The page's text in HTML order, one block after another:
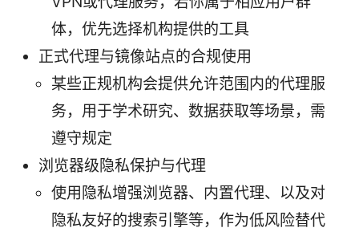
体，优先选择机构提供的工具
正式代理与镜像站点的合规使用
某些正规机构会提供允许范围内的代理服
务，用于学术研究、数据获取等场景，需
遵守规定
浏览器级隐私保护与代理
使用隐私增强浏览器、内置代理、以及对
隐私友好的搜索引擎等，作为低风险替代